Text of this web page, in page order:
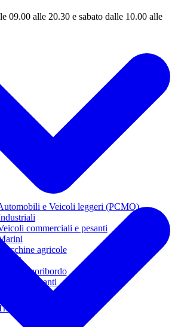
09.00 alle 20.30 e sabato dalle 10.00 alle
e Veicoli leggeri (PCMO)
commerciali e pesanti
Macchine agricole
Grassi
Moto e fuoribordo
i lubrificanti